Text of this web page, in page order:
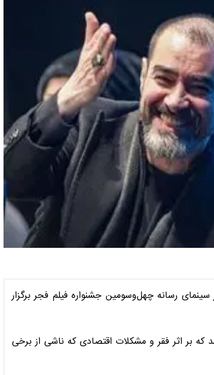
سینمایی «رها» صبح امروز ۱۴ بهمن در سینمای رسانه چهل‌وسومین جشنواره فیلم فجر برگزار
بر اثر فقر و مشکلات اقتصادی که ناشی از برخی